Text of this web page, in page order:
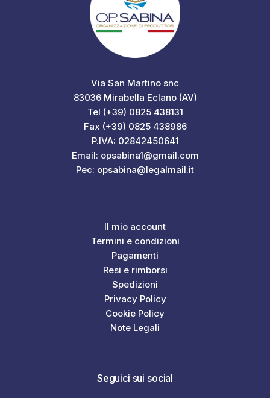
Via San Martino snc
83036 Mirabella Eclano (AV)
Tel (+39) 0825 438131
Fax (+39) 0825 438986
P.IVA: 02842450641
Email: opsabina1@gmail.com
Pec: opsabina@legalmail.it
Il mio account
Termini e condizioni
Pagamenti
Resi e rimborsi
Spedizioni
Privacy Policy
Cookie Policy
Note Legali
Seguici sui social